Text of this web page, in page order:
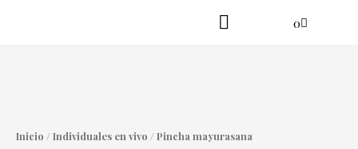
0
Cart
Inicio / Individuales en vivo / Pincha mayurasana
cantidad